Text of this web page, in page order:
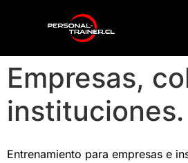
Empresas,
instituciones.
Entrenamiento para empresas e